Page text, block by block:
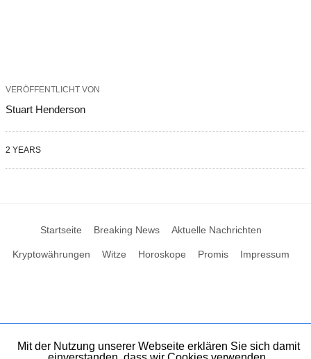
VERÖFFENTLICHT VON
Stuart Henderson
2 YEARS
Startseite Breaking News Aktuelle Nachrichten
Kryptowährungen Witze Horoskope Promis Impressum
Mit der Nutzung unserer Webseite erklären Sie sich damit